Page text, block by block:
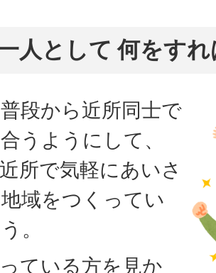
人として 何をす
段から近所同士で
うようにして、
所で気軽にあいさ
域をつくってい
。
ている方を見か